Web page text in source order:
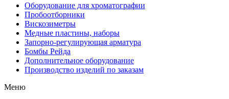
Оборудование для хроматографии
Пробоотборники
Вискозиметры
Медные пластины, наборы
Запорно-регулирующая арматура
Бомбы Рейда
Дополнительное оборудование
Производство изделий по заказам
Меню